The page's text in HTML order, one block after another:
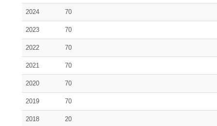
2024 70
2023 70
2022 70
2021 70
2020 70
2019 70
2018 20